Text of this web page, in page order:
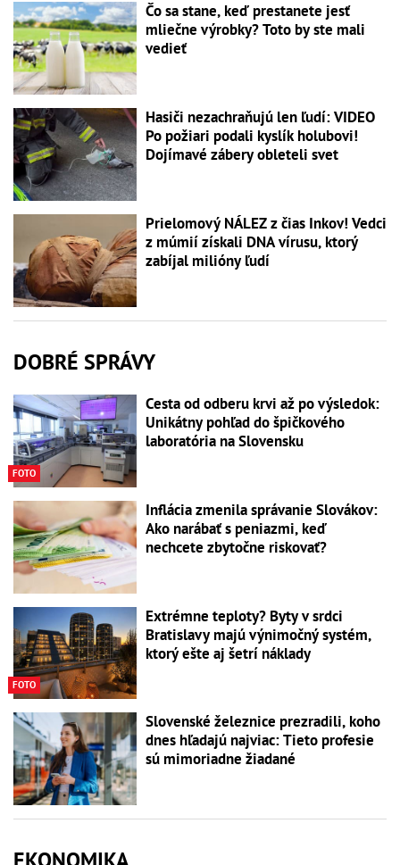
Čo sa stane, keď prestanete jesť
mliečne výrobky? Toto by ste mali
vedieť
Hasiči nezachraňujú len ľudí: VIDEO
Po požiari podali kyslík holubovi!
Dojímavé zábery obleteli svet
Prielomový NÁLEZ z čias Inkov! Vedci
z múmií získali DNA vírusu, ktorý
zabíjal milióny ľudí
DOBRÉ SPRÁVY
FOTO
Cesta od odberu krvi až po výsledok:
Unikátny pohľad do špičkového
laboratória na Slovensku
Inflácia zmenila správanie Slovákov:
Ako narábať s peniazmi, keď
nechcete zbytočne riskovať?
FOTO
Extrémne teploty? Byty v srdci
Bratislavy majú výnimočný systém,
ktorý ešte aj šetrí náklady
Slovenské železnice prezradili, koho
dnes hľadajú najviac: Tieto profesie
sú mimoriadne žiadané